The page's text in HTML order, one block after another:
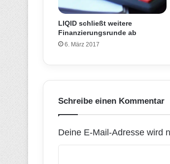
LIQID schließt weitere
Finanzierungsrunde ab
6. März 2017
Schreibe einen Kommentar
Deine E-Mail-Adresse wird